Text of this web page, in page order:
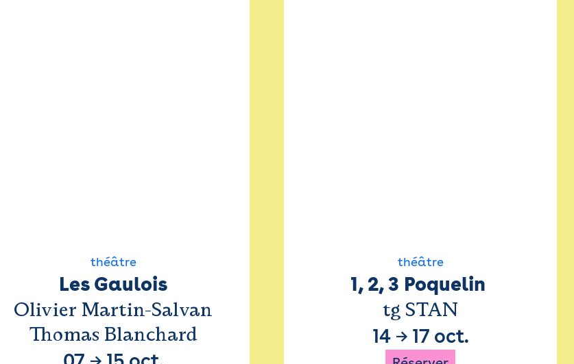
théâtre
Les Gaulois
Olivier Martin-Salvan
Thomas Blanchard
théâtre
1, 2, 3 Poquelin
tg STAN
14→ 17 oct.